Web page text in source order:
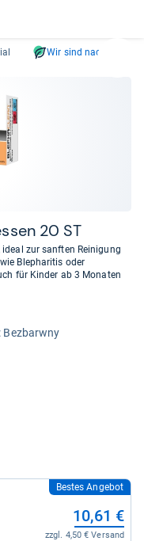
und
lassen
sich
Wir sind nachhaltig
20 ST
zur sanften Reinigung
Blepharitis oder
für Kinder ab 3 Monaten
Bezbarwny
Bestes Angebot
10,61 €
zzgl. 4,50 € Versand